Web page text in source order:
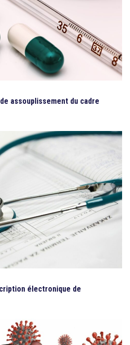
assouplissement du cadre
électronique de